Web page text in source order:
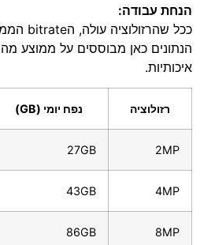
הנחת עבודה:
ככל שהרזולוציה עולה, הbitrate הממוצע עולה בהתאם.
הנתונים כאן מבוססים על ממוצע
איכותיות.
רזולוציה נפח יומי (GB)
2MP
27GB
4MP
43GB
8MP
86GB